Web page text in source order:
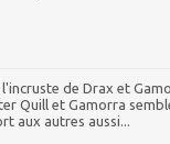
l'incruste de Drax et
Quill et Gamorra
aux autres aussi...